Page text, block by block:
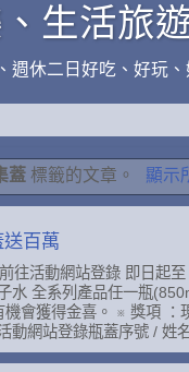
生活旅
週休二日好吃、好玩
蓋標籤的文章。 顯示
百萬
活動網站登錄 即日起至
水 全系列產品任一瓶
會獲得金喜。 ※ 獎項 ：
動網站登錄瓶蓋序號 / 姓名